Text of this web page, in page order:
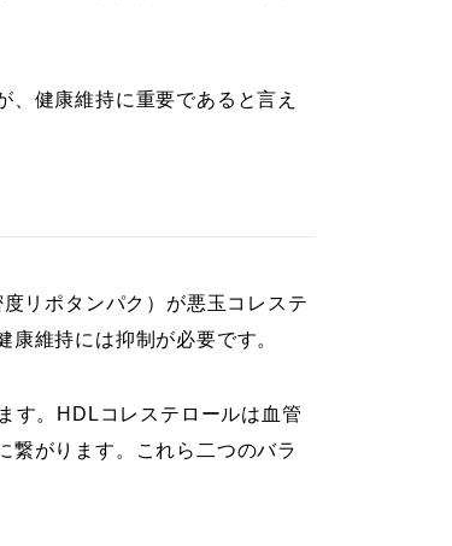
、健康維持に重要であると言え
リポタンパク）が悪玉コレステ
維持には抑制が必要です。
す。HDLコレステロールは血管
繋がります。これら二つのバラ